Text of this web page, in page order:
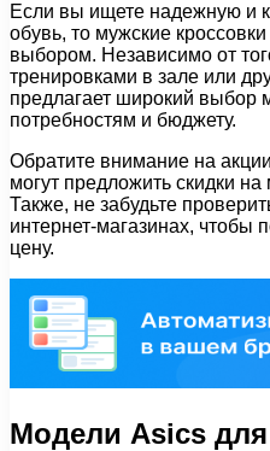
Если вы ищете надежную и
обувь, то мужские
выбором. Независимо от
тренировками в зале или
предлагает широкий
потребностям и бюджету.
Обратите внимание на
могут предложить скидки
Также, не забудьте
интернет-магазинах,
цену.
Модели Asics